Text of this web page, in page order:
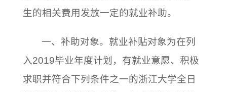
生的相关费用发放一定的就业补助。
一、补助对象。就业补贴对象为在列
入2019毕业年度计划，有就业意愿、积极
求职并符合下列条件之一的浙江大学全日